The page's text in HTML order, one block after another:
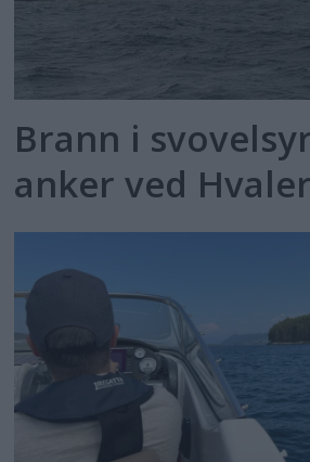
Brann i
anker ved Hvaler